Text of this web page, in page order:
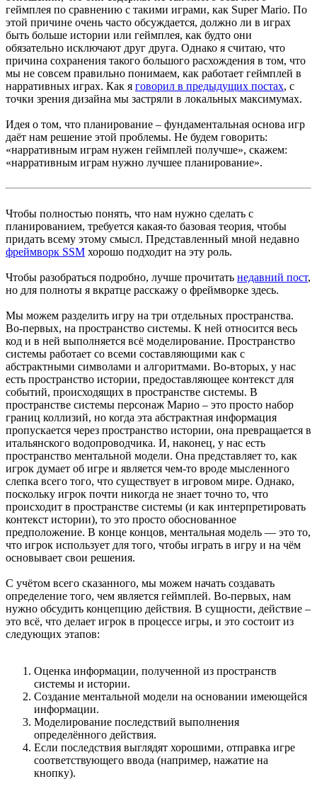
геймплея по сравнению с такими играми, как Super Mario. По
этой причине очень часто обсуждается, должно ли в играх
быть больше истории или геймплея, как будто они
обязательно исключают друг друга. Однако я считаю, что
причина сохранения такого большого расхождения в том, что
мы не совсем правильно понимаем, как работает геймплей в
нарративных играх. Как я говорил в предыдущих постах, с
точки зрения дизайна мы застряли в локальных максимумах.
Идея о том, что планирование – фундаментальная основа игр
даёт нам решение этой проблемы. Не будем говорить:
«нарративным играм нужен геймплей получше», скажем:
«нарративным играм нужно лучшее планирование».
Чтобы полностью понять, что нам нужно сделать с
планированием, требуется какая-то базовая теория, чтобы
придать всему этому смысл. Представленный мной недавно
фреймворк SSM хорошо подходит на эту роль.
Чтобы разобраться подробно, лучше прочитать недавний пост,
но для полноты я вкратце расскажу о фреймворке здесь.
Мы можем разделить игру на три отдельных пространства.
Во-первых, на пространство системы. К ней относится весь
код и в ней выполняется всё моделирование. Пространство
системы работает со всеми составляющими как с
абстрактными символами и алгоритмами. Во-вторых, у нас
есть пространство истории, предоставляющее контекст для
событий, происходящих в пространстве системы. В
пространстве системы персонаж Марио – это просто набор
границ коллизий, но когда эта абстрактная информация
пропускается через пространство истории, она превращается в
итальянского водопроводчика. И, наконец, у нас есть
пространство ментальной модели. Она представляет то, как
игрок думает об игре и является чем-то вроде мысленного
слепка всего того, что существует в игровом мире. Однако,
поскольку игрок почти никогда не знает точно то, что
происходит в пространстве системы (и как интерпретировать
контекст истории), то это просто обоснованное
предположение. В конце концов, ментальная модель — это то,
что игрок использует для того, чтобы играть в игру и на чём
основывает свои решения.
С учётом всего сказанного, мы можем начать создавать
определение того, чем является геймплей. Во-первых, нам
нужно обсудить концепцию действия. В сущности, действие –
это всё, что делает игрок в процессе игры, и это состоит из
следующих этапов:
Оценка информации, полученной из пространств
системы и истории.
Создание ментальной модели на основании имеющейся
информации.
Моделирование последствий выполнения
определённого действия.
Если последствия выглядят хорошими, отправка игре
соответствующего ввода (например, нажатие на
кнопку).